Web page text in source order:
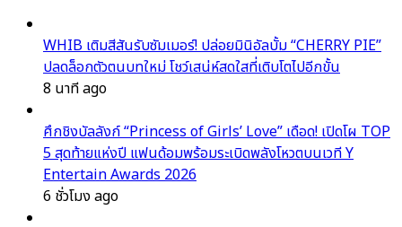
WHIB เติมสีสันรับซัมเมอร์! ปล่อยมินิอัลบั้ม “CHERRY PIE”
ปลดล็อกตัวตนบทใหม่ โชว์เสน่ห์สดใสที่เติบโตไปอีกขั้น
8 นาที ago
ศึกชิงบัลลังก์ “Princess of Girls’ Love” เดือด! เปิดโผ TOP
5 สุดท้ายแห่งปี แฟนด้อมพร้อมระเบิดพลังโหวตบนเวที Y
Entertain Awards 2026
6 ชั่วโมง ago